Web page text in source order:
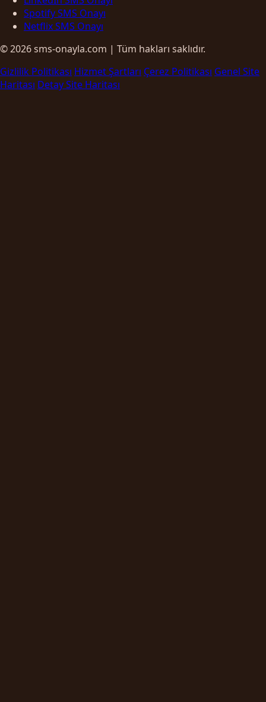
Spotify SMS Onayı
Netflix SMS Onayı
© 2026 sms-onayla.com | Tüm hakları saklıdır.
Gizlilik Politikası Hizmet Şartları Çerez Politikası Genel Site
Haritası Detay Site Haritası